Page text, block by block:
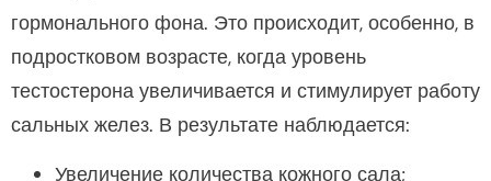
гормонального фона. Это происходит, особенно, в
подростковом возрасте, когда уровень
тестостерона увеличивается и стимулирует работу
сальных желез. В результате наблюдается:
Увеличение количества кожного сала;